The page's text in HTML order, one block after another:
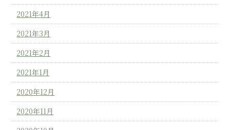
2021年4月
2021年3月
2021年2月
2021年1月
2020年12月
2020年11月